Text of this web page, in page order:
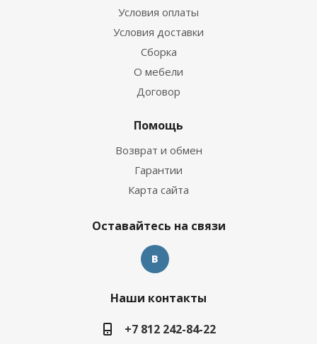
Условия оплаты
Условия доставки
Сборка
О мебели
Договор
Помощь
Возврат и обмен
Гарантии
Карта сайта
Оставайтесь на связи
Наши контакты
+7 812 242-84-22